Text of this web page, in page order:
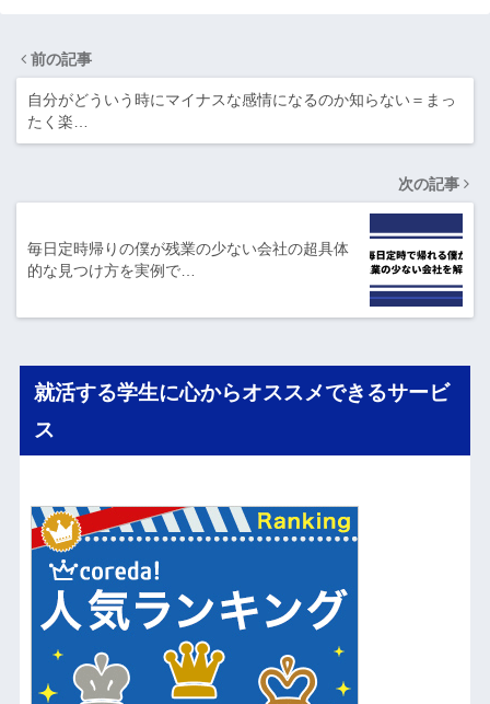
前の記事
自分がどういう時にマイナスな感情になるのか知らない＝まっ
たく楽…
次の記事
毎日定時帰りの僕が残業の少ない会社の超具体
的な見つけ方を実例で…
就活する学生に心からオススメできるサービ
ス